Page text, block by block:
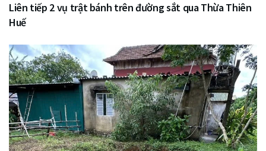
Liên tiếp 2 vụ trật bánh trên đường sắt qua Thừa Thiên
Huế